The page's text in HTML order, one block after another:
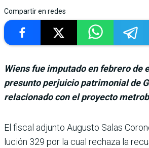
Compartir en redes
Wiens fue imputado en febrero de
presunto perjuicio patrimonial de
relacionado con el proyecto
El fiscal adjunto Augusto Salas
lución 329 por la cual rechaza la